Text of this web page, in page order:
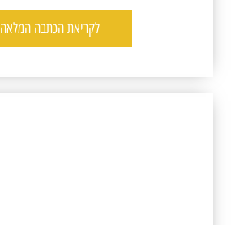
לקריאת הכתבה המלאה